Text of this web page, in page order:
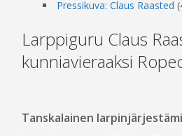
KUNNIAVIERAAT
MYYNTIALUE
KULTAINEN LOHIKÄÄRME JA
PALKINNOT
Pressikuva: Claus Raasted
Larppiguru Claus
kunniavieraaksi
Tanskalainen